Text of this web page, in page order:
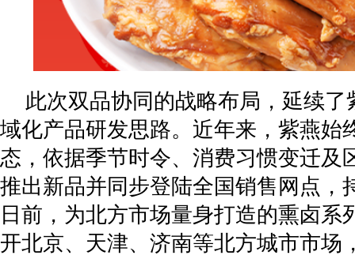
此次双品协同的战略布局，延续
域化产品研发思路。近年来，紫燕始
态，依据季节时令、消费习惯变迁及
推出新品并同步登陆全国销售网点，
日前，为北方市场量身打造的熏卤系
开北京、天津、济南等北方城市市场